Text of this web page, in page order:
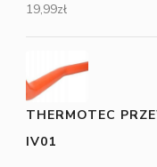
19,99zł
THERMOTEC
IV01